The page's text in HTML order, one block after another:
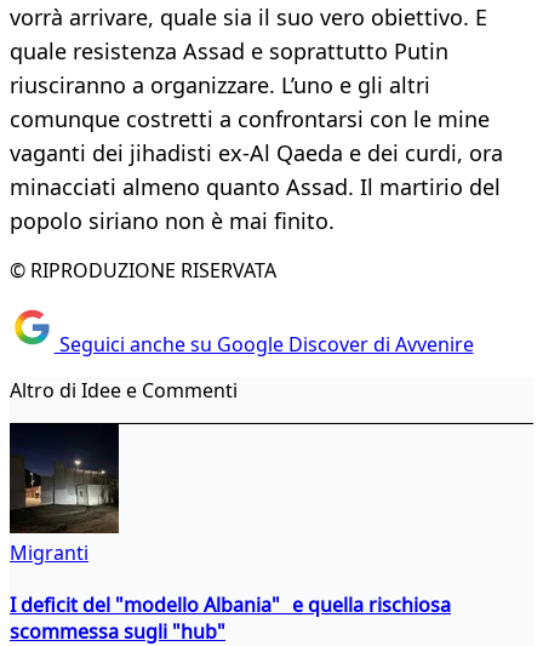
vorrà arrivare, quale sia il suo vero obiettivo. E
quale resistenza Assad e soprattutto Putin
riusciranno a organizzare. L’uno e gli altri
comunque costretti a confrontarsi con le mine
vaganti dei jihadisti ex-Al Qaeda e dei curdi, ora
minacciati almeno quanto Assad. Il martirio del
popolo siriano non è mai finito.
© RIPRODUZIONE RISERVATA
Seguici anche su Google Discover di Avvenire
Altro di Idee e Commenti
Migranti
I deficit del "modello Albania" e quella rischiosa
scommessa sugli "hub"